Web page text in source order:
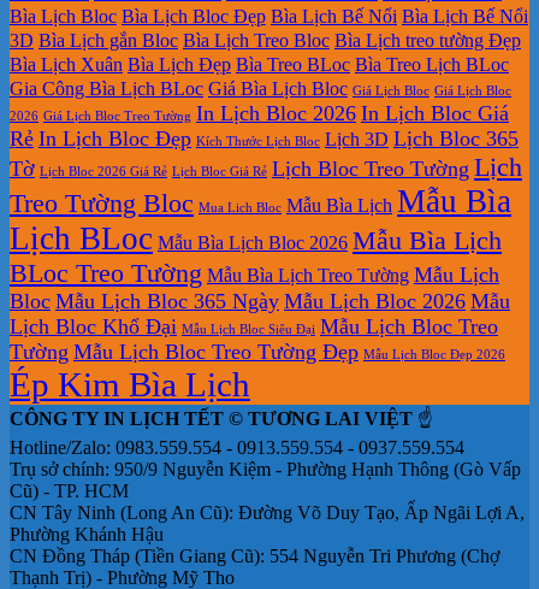
điểm
nào?
rẻ?
2027
Tết
2027
giá
rẻ
Để
Bàn
2027
lịch
bloc
ở
đâu
giá
rẻ
In
lịch
lò
xo
giữa
bộ
số
ở
Tìm
kiếm
địa
chỉ
in
lịch
tết
tại
tphcm
Bìa Lịch Bloc Bìa Lịch Bloc Đẹp Bìa Lịch Bế Nổi Bìa Lịch Bế Nổi
3D Bìa Lịch gắn Bloc Bìa Lịch Treo Bloc Bìa Lịch treo tường Đẹp
Bìa Lịch Xuân Bìa Lịch Đẹp Bìa Treo BLoc Bìa Treo Lịch BLoc
Gia Công Bìa Lịch BLoc Giá Bìa Lịch Bloc Giá Lịch Bloc Giá Lịch Bloc
2026 Giá Lịch Bloc Treo Tường In Lịch Bloc 2026 In Lịch Bloc Giá
Rẻ In Lịch Bloc Đẹp Kích Thước Lịch Bloc Lịch 3D Lịch Bloc 365
Tờ Lịch Bloc 2026 Giá Rẻ Lịch Bloc Giá Rẻ Lịch Bloc Treo Tường Lịch
Treo Tường Bloc Mua Lich Bloc Mẫu Bìa Lịch Mẫu Bìa
Lịch BLoc Mẫu Bìa Lịch Bloc 2026 Mẫu Bìa Lịch
BLoc Treo Tường Mẫu Bìa Lịch Treo Tường Mẫu Lịch
Bloc Mẫu Lịch Bloc 365 Ngày Mẫu Lịch Bloc 2026 Mẫu
Lịch Bloc Khổ Đại Mẫu Lịch Bloc Siêu Đại Mẫu Lịch Bloc Treo
Tường Mẫu Lịch Bloc Treo Tường Đẹp Mẫu Lịch Bloc Đẹp 2026
Ép Kim Bìa Lịch
CÔNG TY IN LỊCH TẾT © TƯƠNG LAI VIỆT ☝️
Hotline/Zalo: 0983.559.554 - 0913.559.554 - 0937.559.554
Trụ sở chính: 950/9 Nguyễn Kiệm - Phường Hạnh Thông (Gò Vấp
Cũ) - TP. HCM
CN Tây Ninh (Long An Cũ): Đường Võ Duy Tạo, Ấp Ngãi Lợi A,
Phường Khánh Hậu
CN Đồng Tháp (Tiền Giang Cũ): 554 Nguyễn Tri Phương (Chợ
Thạnh Trị) - Phường Mỹ Tho